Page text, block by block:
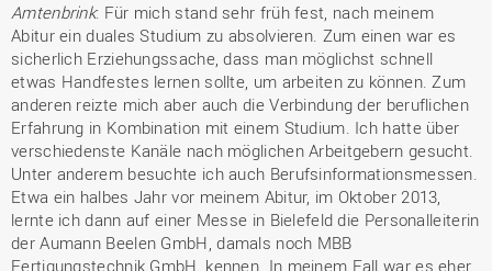
Amtenbrink: Für mich stand sehr früh fest, nach meinem
Abitur ein duales Studium zu absolvieren. Zum einen war es
sicherlich Erziehungssache, dass man möglichst schnell
etwas Handfestes lernen sollte, um arbeiten zu können. Zum
anderen reizte mich aber auch die Verbindung der beruflichen
Erfahrung in Kombination mit einem Studium. Ich hatte über
verschiedenste Kanäle nach möglichen Arbeitgebern gesucht.
Unter anderem besuchte ich auch Berufsinformationsmessen.
Etwa ein halbes Jahr vor meinem Abitur, im Oktober 2013,
lernte ich dann auf einer Messe in Bielefeld die Personalleiterin
der Aumann Beelen GmbH, damals noch MBB
Fertigungstechnik GmbH, kennen. In meinem Fall war es eher